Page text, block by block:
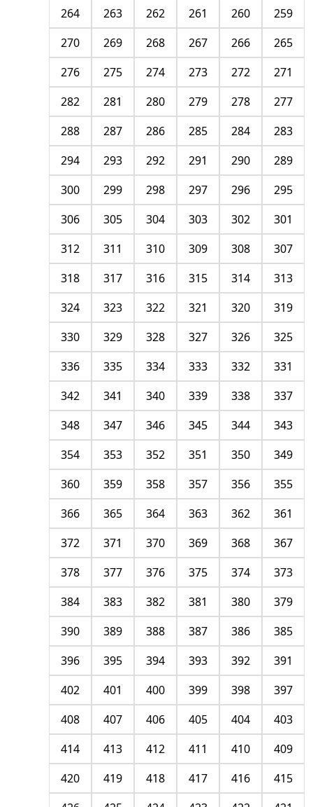
259
260
261
262
263
264
265
266
267
268
269
270
271
272
273
274
275
276
277
278
279
280
281
282
283
284
285
286
287
288
289
290
291
292
293
294
295
296
297
298
299
300
301
302
303
304
305
306
307
308
309
310
311
312
313
314
315
316
317
318
319
320
321
322
323
324
325
326
327
328
329
330
331
332
333
334
335
336
337
338
339
340
341
342
343
344
345
346
347
348
349
350
351
352
353
354
355
356
357
358
359
360
361
362
363
364
365
366
367
368
369
370
371
372
373
374
375
376
377
378
379
380
381
382
383
384
385
386
387
388
389
390
391
392
393
394
395
396
397
398
399
400
401
402
403
404
405
406
407
408
409
410
411
412
413
414
415
416
417
418
419
420